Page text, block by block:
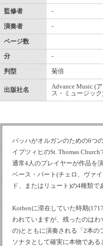
監修者 -
演奏者 -
ページ数
分 -
判型 菊倍
出版社名
Advance Music (
ス・ミュージック
バッハがオルガンのための6つ
イプツィヒのSt. Thomas
通常4人のプレイヤーが作品を
ベース・パート(チェロ、ヴァ
ド、またはリュート)の4種類で
Kothenに滞在していた時期
われていますが、残ったのは
の)とともに演奏される「2本の
ソナタとして確実に本物であ